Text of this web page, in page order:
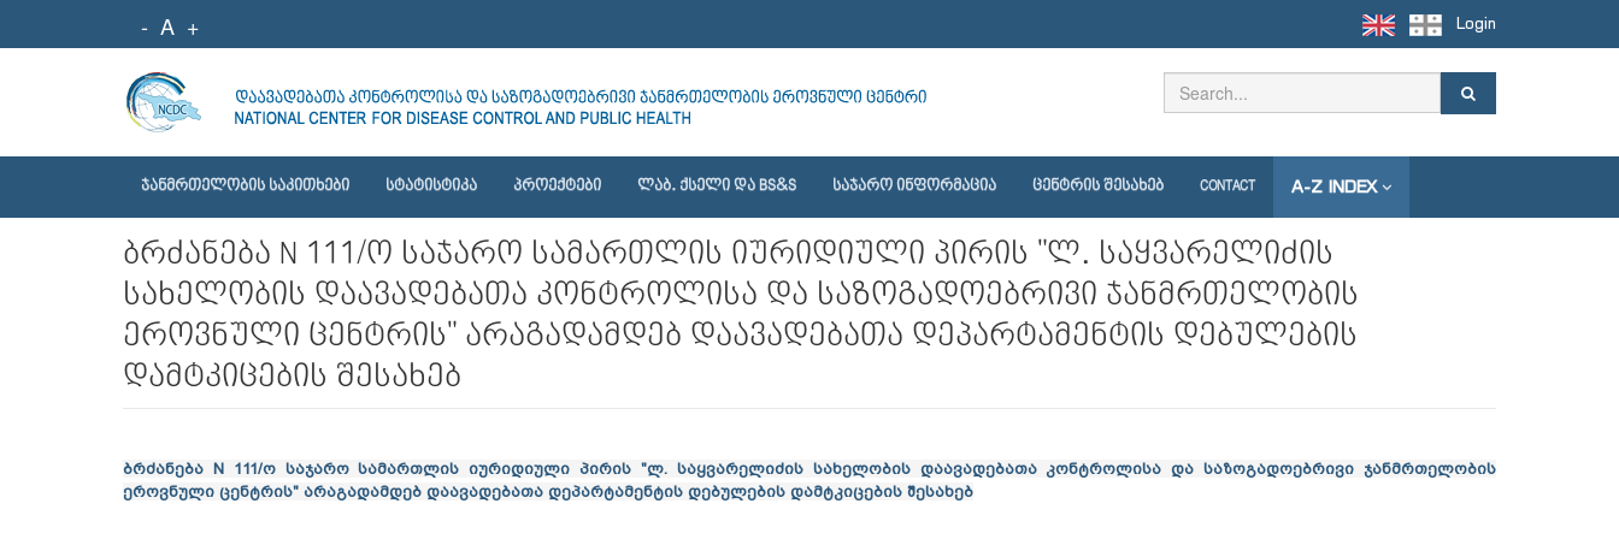
- A + Login
ᲯᲐᲜᲛᲠᲗᲔᲚᲝᲑᲘᲡ ᲡᲐᲙᲘᲗᲮᲔᲑᲘ ᲡᲢᲐᲢᲘᲡᲢᲘᲙᲐ ᲞᲠᲝᲔᲥᲢᲔᲑᲘ ᲚᲐᲑ. ᲥᲡᲔᲚᲘ ᲓᲐ BS&S ᲡᲐᲯᲐᲠᲝ ᲘᲜᲤᲝᲠᲛᲐᲪᲘᲐ ᲪᲔᲜᲢᲠᲘᲡ ᲨᲔᲡᲐᲮᲔᲑ CONTACT A-Z INDEX
ბრძანება N 111/ო საჯარო სამართლის იურიდიული პირის "ლ. საყვარელიძის
სახელობის დაავადებათა კონტროლისა და საზოგადოებრივი ჯანმრთელობის
ეროვნული ცენტრის" არაგადამდებ დაავადებათა დეპარტამენტის დებულების
დამტკიცების შესახებ
ბრძანება N 111/ო საჯარო სამართლის იურიდიული პირის "ლ. საყვარელიძის სახელობის დაავადებათა კონტროლისა და საზოგადოებრივი ჯანმრთელობის
ეროვნული ცენტრის" არაგადამდებ დაავადებათა დეპარტამენტის დებულების დამტკიცების შესახებ